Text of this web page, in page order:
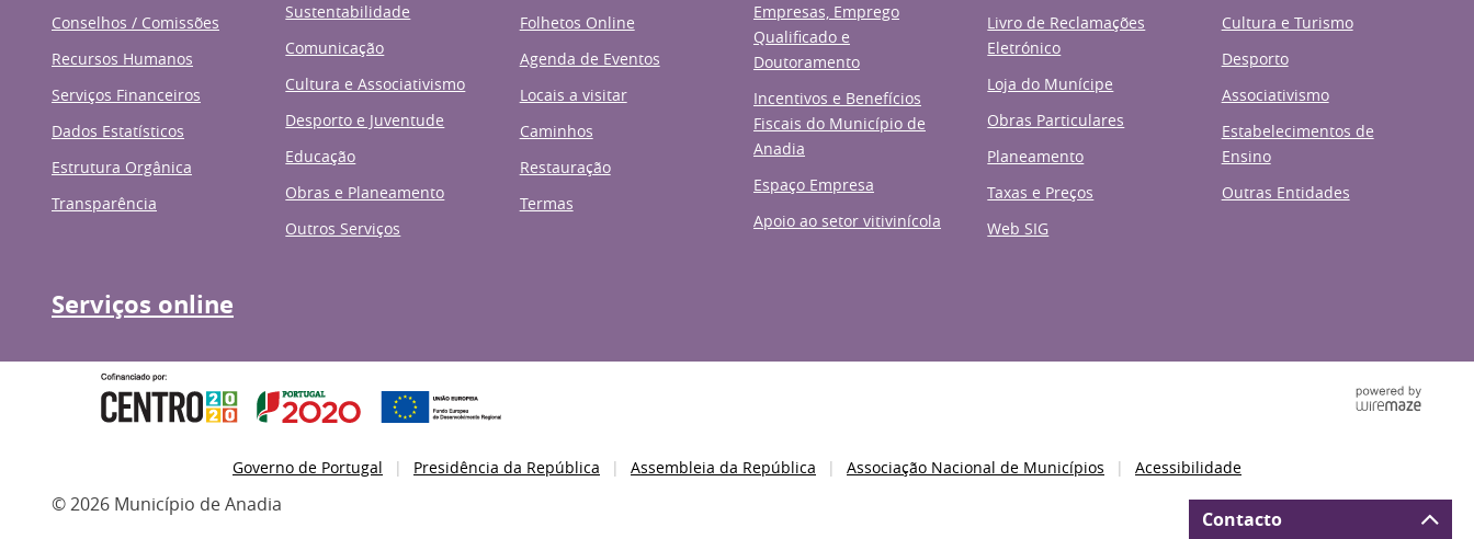
Conselhos / Comissões
Recursos Humanos
Serviços Financeiros
Dados Estatísticos
Estrutura Orgânica
Transparência
Sustentabilidade
Comunicação
Cultura e Associativismo
Desporto e Juventude
Educação
Obras e Planeamento
Outros Serviços
Folhetos Online
Agenda de Eventos
Locais a visitar
Caminhos
Restauração
Termas
Empresas, Emprego
Qualificado e
Doutoramento
Incentivos e Benefícios
Fiscais do Município de
Anadia
Espaço Empresa
Apoio ao setor vitivinícola
Livro de Reclamações
Eletrónico
Loja do Munícipe
Obras Particulares
Planeamento
Taxas e Preços
Web SIG
Cultura e Turismo
Desporto
Associativismo
Estabelecimentos de
Ensino
Outras Entidades
Serviços online
Governo de Portugal Presidência da República Assembleia da República Associação Nacional de Municípios Acessibilidade
© 2026 Município de Anadia
Contacto